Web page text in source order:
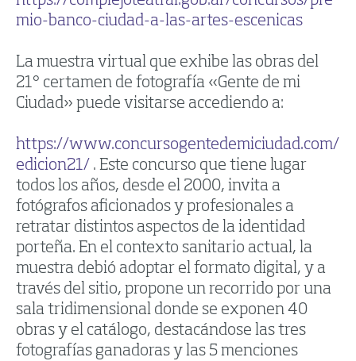
mio-banco-ciudad-a-las-artes-escenicas
La muestra virtual que exhibe las obras del
21° certamen de fotografía «Gente de mi
Ciudad» puede visitarse accediendo a:
https://www.concursogentedemiciudad.com/
edicion21/ . Este concurso que tiene lugar
todos los años, desde el 2000, invita a
fotógrafos aficionados y profesionales a
retratar distintos aspectos de la identidad
porteña. En el contexto sanitario actual, la
muestra debió adoptar el formato digital, y a
través del sitio, propone un recorrido por una
sala tridimensional donde se exponen 40
obras y el catálogo, destacándose las tres
fotografías ganadoras y las 5 menciones